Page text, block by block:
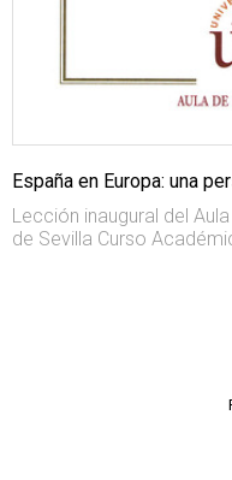
España en Europa: una
Lección inaugural del
de Sevilla Curso